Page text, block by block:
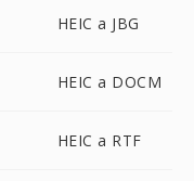
HEIC a JBG
HEIC a DOCM
HEIC a RTF